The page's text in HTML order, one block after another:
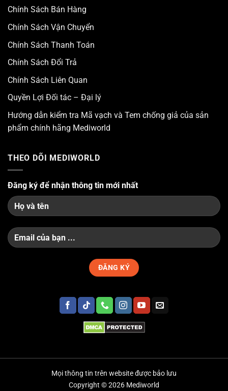
Chính Sách Bán Hàng
Chính Sách Vận Chuyển
Chính Sách Thanh Toán
Chính Sách Đổi Trả
Chính Sách Liên Quan
Quyền Lợi Đối tác – Đại lý
Hướng dẫn kiểm tra Mã vạch và Tem chống giả của sản
phẩm chính hãng Mediworld
THEO DÕI MEDIWORLD
Đăng ký để nhận thông tin mới nhất
Mọi thông tin trên website được bảo lưu
Copyright © 2026 Mediworld